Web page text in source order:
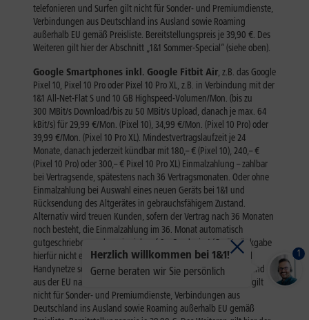
1
Herzlich willkommen bei 1&1!
Gerne beraten wir Sie persönlich